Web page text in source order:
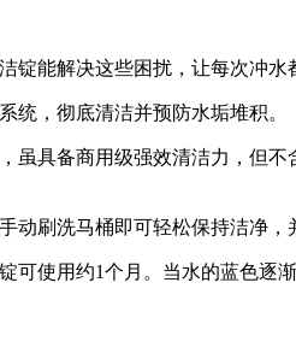
能解决这些困扰，让每次冲水
统，彻底清洁并预防水垢堆积。
具备商用级强效清洁力，但
刷洗马桶即可轻松保持洁净，
使用约1个月。当水的蓝色逐